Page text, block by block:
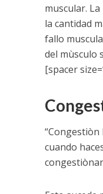
muscular.
la cantidad
fallo
del mùsculo
[spacer
cuando